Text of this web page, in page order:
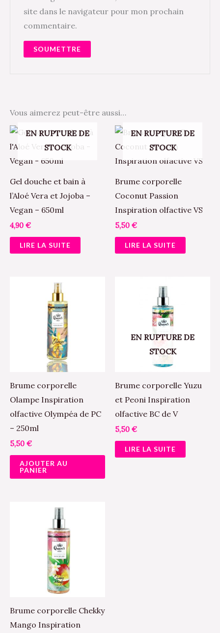
site dans le navigateur pour mon prochain
commentaire.
Vous aimerez peut-être aussi…
EN RUPTURE DE
STOCK
Gel douche et bain à
l’Aloé Vera et Jojoba –
Vegan – 650ml
4,90 €
LIRE LA SUITE
EN RUPTURE DE
STOCK
Brume corporelle
Coconut Passion
Inspiration olfactive VS
5,50 €
LIRE LA SUITE
Brume corporelle
Olampe Inspiration
olfactive Olympéa de PC
– 250ml
5,50 €
AJOUTER AU
PANIER
EN RUPTURE DE
STOCK
Brume corporelle Yuzu
et Peoni Inspiration
olfactive BC de V
5,50 €
LIRE LA SUITE
Brume corporelle Chekky
Mango Inspiration